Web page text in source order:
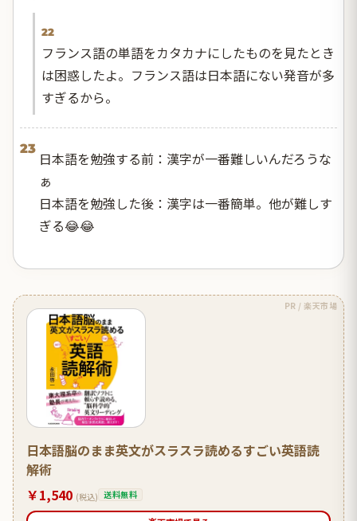
22
フランス語の単語をカタカナにしたものを見たとき
は困惑したよ。フランス語は日本語にない発音が多
すぎるから。
23
日本語を勉強する前：漢字が一番難しいんだろうな
ぁ
日本語を勉強した後：漢字は一番簡単。他が難しす
ぎる😂😂
PR / 楽天市場
日本語脳のまま英文がスラスラ読めるすごい英語読
解術
￥1,540 (税込) 送料無料